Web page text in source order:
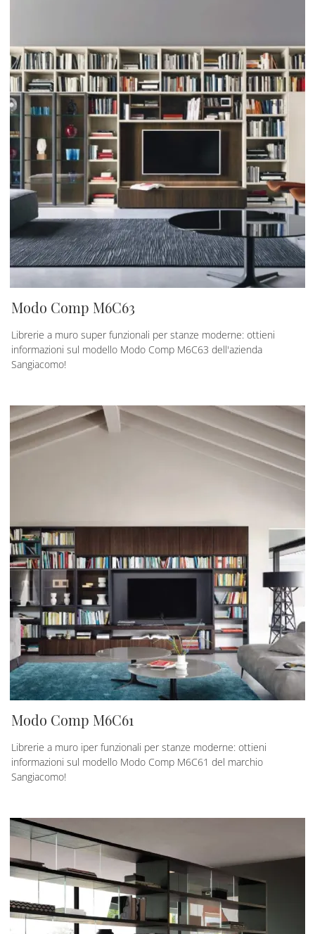
Modo Comp M6C63
Librerie a muro super funzionali per stanze moderne: ottieni
informazioni sul modello Modo Comp M6C63 dell'azienda
Sangiacomo!
Modo Comp M6C61
Librerie a muro iper funzionali per stanze moderne: ottieni
informazioni sul modello Modo Comp M6C61 del marchio
Sangiacomo!